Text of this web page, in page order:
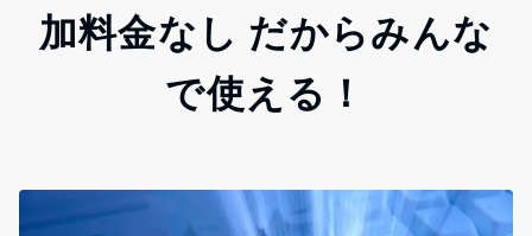
加料金なし だからみんな
で使える！